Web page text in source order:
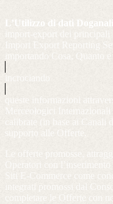
L’Utilizzo di dati Doganali
import-export dei
Import Export Reporting
importando Cosa, Quanto e
incrociando
queste informazioni
Merceologici
calibrate (in base ai Canali
supporto alle Offerte.
Le offerte promosse,
Operatori con
Siti E-Commerce come
integrati promossi dal
completare le Offerte con